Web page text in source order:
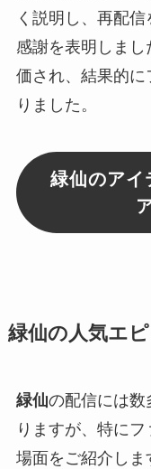
く説明し、再配
感謝を表明しま
価され、結果的
りました。
緑仙のアイ
緑仙の人気エ
緑仙の配信には数
りますが、特に
場面をご紹介し